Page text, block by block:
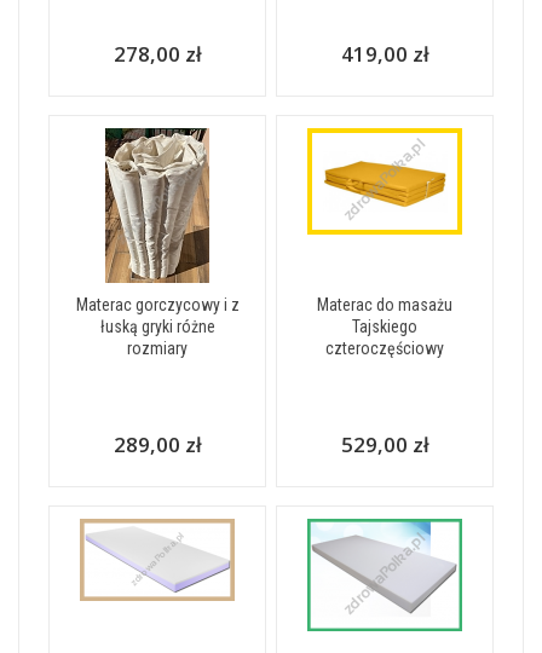
278,00 zł 419,00 zł
Materac gorczycowy i z
łuską gryki różne
rozmiary
289,00 zł
Materac do masażu
Tajskiego
czteroczęściowy
529,00 zł